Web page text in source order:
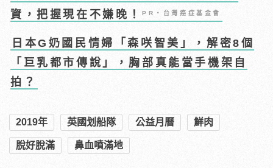
資，把握現在不嫌晚！PR・台灣癌症基金會
日本G奶國民情婦「森咲智美」，解密8個
「巨乳都市傳說」，胸部真能當手機架自
拍？
2019年 英國划船隊 公益月曆 鮮肉
脫好脫滿 鼻血噴滿地